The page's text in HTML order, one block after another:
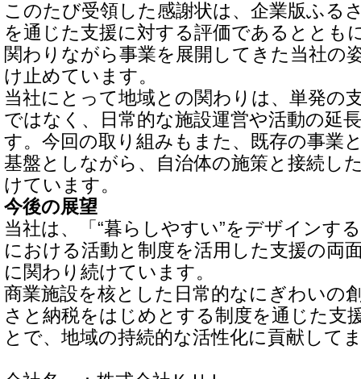
このたび受領した感謝状は、企業版ふる
を通じた支援に対する評価であるととも
関わりながら事業を展開してきた当社の
け止めています。
当社にとって地域との関わりは、単発の
ではなく、日常的な施設運営や活動の延
す。今回の取り組みもまた、既存の事業
基盤としながら、自治体の施策と接続し
けています。
今後の展望
当社は、「“暮らしやすい”をデザインす
における活動と制度を活用した支援の両
に関わり続けています。
商業施設を核とした日常的なにぎわいの
さと納税をはじめとする制度を通じた支
とで、地域の持続的な活性化に貢献して